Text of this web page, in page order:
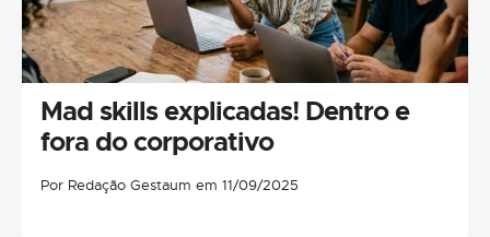
Mad skills explicadas! Dentro e
fora do corporativo
Por Redação Gestaum em 11/09/2025